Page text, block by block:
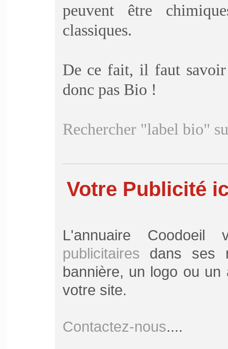
peuvent être
classiques.
De ce fait, il faut savoir
donc pas Bio !
Rechercher "label bio"
Votre Publicité
L'annuaire
publicitaires dans ses
bannière, un logo ou
votre site.
Contactez-nous....